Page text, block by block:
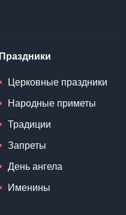
Праздники
Церковные праздники
Народные приметы
Традиции
Запреты
День ангела
Именины